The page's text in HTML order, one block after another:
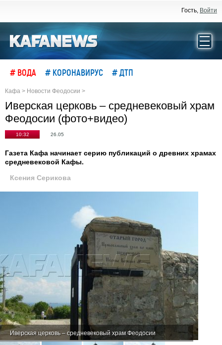
Гость, Войти
# ВОДА # КОРОНАВИРУС # ДТП
Кафа > Новости Феодосии >
Иверская церковь – средневековый храм
Феодосии (фото+видео)
10:32 26.05
Газета Кафа начинает серию публикаций о древних храмах
средневековой Кафы.
Ксения Серикова
Иверская церковь – средневековый храм Феодосии